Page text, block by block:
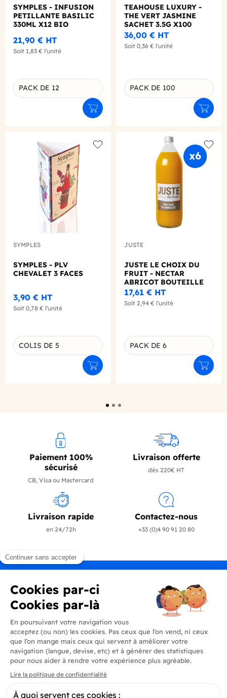
SYMPLES - INFUSION
PETILLANTE BASILIC
330ML X12 BIO
21,90 € HT
Soit 1,83 € l'unité
Déclinaison du produit
PACK DE 12
Ajouter au panier
TEAHOUSE LUXURY -
THE VERT JASMINE
SACHET 3.5G X100
36,00 € HT
Soit 0,36 € l'unité
Déclinaison du produit
PACK DE 100
SYMPLES
SYMPLES - PLV
CHEVALET 3 FACES
3,90 € HT
Soit 0,78 € l'unité
Déclinaison du produit
COLIS DE 5
Ajouter au panier
Add
JUSTE
JUSTE LE CHOIX DU
FRUIT - NECTAR
ABRICOT BOUTEILLE
VERRE 1L X6
17,61 € HT
Soit 2,94 € l'unité
Déclinaison du produit
PACK DE 6
Paiement 100%
sécurisé
CB, Visa ou Mastercard
Livraison offerte
dès 220€ HT
Livraison rapide
en 24/72h
Contactez-nous
+33 (0)4 90 91 20 80